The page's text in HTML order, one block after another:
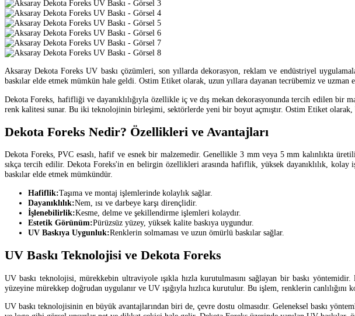
Aksaray Dekota Foreks UV baskı çözümleri, son yıllarda dekorasyon, reklam ve endüstriyel
baskılar elde etmek mümkün hale geldi. Ostim Etiket olarak, uzun yıllara dayanan tecrübemiz ve
Dekota Foreks, hafifliği ve dayanıklılığıyla özellikle iç ve dış mekan dekorasyonunda tercih edilen
renk kalitesi sunar. Bu iki teknolojinin birleşimi, sektörlerde yeni bir boyut açmıştır. Ostim Etiket
Dekota Foreks Nedir? Özellikleri ve Avantajları
Dekota Foreks, PVC esaslı, hafif ve esnek bir malzemedir. Genellikle 3 mm veya 5 mm kalınlıkta
sıkça tercih edilir. Dekota Foreks'in en belirgin özellikleri arasında hafiflik, yüksek dayanıklılık,
baskılar elde etmek mümkündür.
Hafiflik:Taşıma ve montaj işlemlerinde kolaylık sağlar.
Dayanıklılık:Nem, ısı ve darbeye karşı dirençlidir.
İşlenebilirlik:Kesme, delme ve şekillendirme işlemleri kolaydır.
Estetik Görünüm:Pürüzsüz yüzey, yüksek kalite baskıya uygundur.
UV Baskıya Uygunluk:Renklerin solmaması ve uzun ömürlü baskılar sağlar.
UV Baskı Teknolojisi ve Dekota Foreks
UV baskı teknolojisi, mürekkebin ultraviyole ışıkla hızla kurutulmasını sağlayan bir baskı
yüzeyine mürekkep doğrudan uygulanır ve UV ışığıyla hızlıca kurutulur. Bu işlem, renklerin canlılığını
UV baskı teknolojisinin en büyük avantajlarından biri de, çevre dostu olmasıdır. Geleneksel baskı